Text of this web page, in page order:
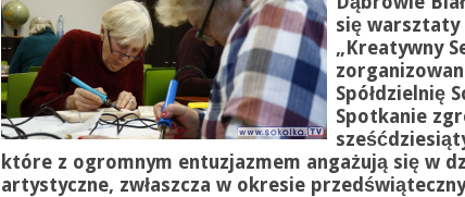
się warsztaty
„Kreatywny
Spółdzielnię
Spotkanie
które z ogromnym entuzjazmem angażują się w
artystyczne, zwłaszcza w okresie